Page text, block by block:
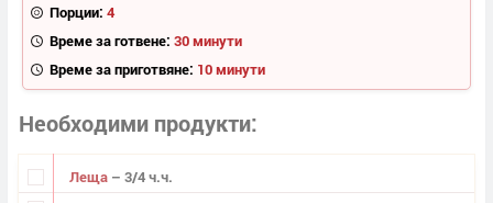
Порции: 4
Време за готвене: 30 минути
Време за приготвяне: 10 минути
Необходими продукти
Леща – 3/4 ч.ч.